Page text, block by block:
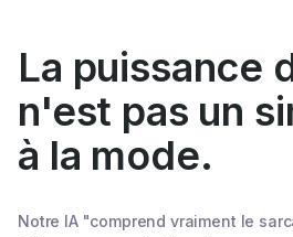
La puissance
n'est pas un
à la mode.
Notre IA "comprend vraiment le